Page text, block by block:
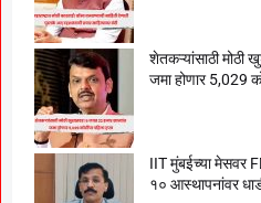
शेतकऱ्यांसाठी
जमा होणार 5,029
IIT मुंबईच्या मेसवर
१० आस्थापनांवर